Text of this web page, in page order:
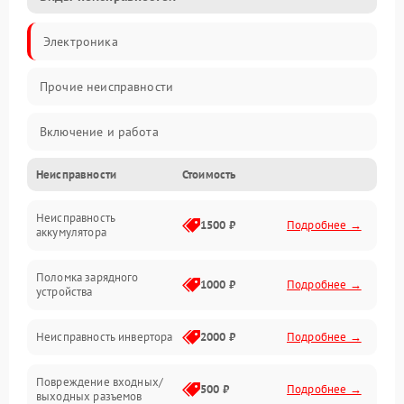
Электроника
Прочие неисправности
Включение и работа
Работа с нагрузкой
Звук и индикация
Неисправности Стоимость
Неисправность
аккумулятора
1500 ₽ Подробнее →
Поломка зарядного
устройства
1000 ₽ Подробнее →
Неисправность инвертора 2000 ₽ Подробнее →
Повреждение входных/
выходных разъемов
500 ₽ Подробнее →